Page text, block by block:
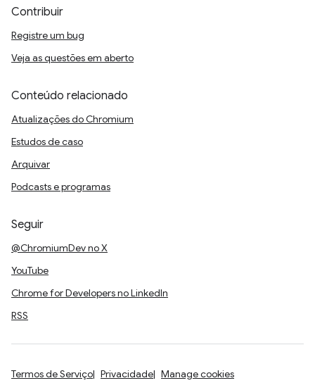
Contribuir
Registre um bug
Veja as questões em aberto
Conteúdo relacionado
Atualizações do Chromium
Estudos de caso
Arquivar
Podcasts e programas
Seguir
@ChromiumDev no X
YouTube
Chrome for Developers no LinkedIn
RSS
Termos de Serviço Privacidade Manage cookies